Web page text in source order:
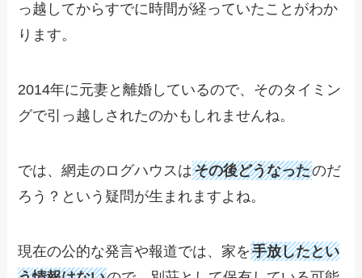
っ越してからすでに時間が経っていたことがわか
ります。
2014年に元妻と離婚しているので、そのタイミン
グで引っ越しされたのかもしれませんね。
では、網走のログハウスはその後どうなったのだ
ろう？という疑問が生まれますよね。
現在の公的な発言や報道では、家を手放したとい